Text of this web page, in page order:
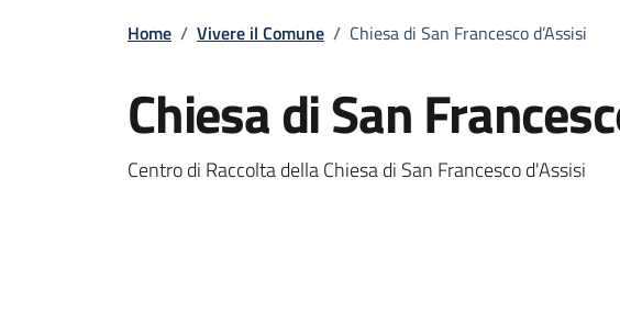
Home / Vivere il Comune / Chiesa di San Francesco d’Assisi
Chiesa di San
Centro di Raccolta della Chiesa di San Francesco d'Assisi